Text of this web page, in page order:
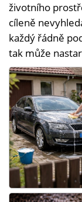
životního
cíleně
každý řádně
tak může